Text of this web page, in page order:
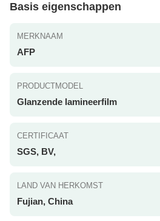
Basis eigenschappen
MERKNAAM
AFP
PRODUCTMODEL
Glanzende lamineerfilm
CERTIFICAAT
SGS, BV,
LAND VAN HERKOMST
Fujian, China